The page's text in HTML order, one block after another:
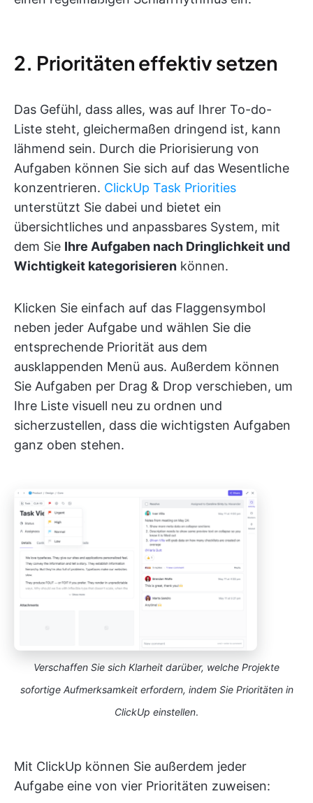
2. Prioritäten effektiv setzen
Das Gefühl, dass alles, was auf Ihrer To-do-
Liste steht, gleichermaßen dringend ist, kann
lähmend sein. Durch die Priorisierung von
Aufgaben können Sie sich auf das Wesentliche
konzentrieren. ClickUp Task Priorities
unterstützt Sie dabei und bietet ein
übersichtliches und anpassbares System, mit
dem Sie Ihre Aufgaben nach Dringlichkeit und
Wichtigkeit kategorisieren können.
Klicken Sie einfach auf das Flaggensymbol
neben jeder Aufgabe und wählen Sie die
entsprechende Priorität aus dem
ausklappenden Menü aus. Außerdem können
Sie Aufgaben per Drag & Drop verschieben, um
Ihre Liste visuell neu zu ordnen und
sicherzustellen, dass die wichtigsten Aufgaben
ganz oben stehen.
Verschaffen Sie sich Klarheit darüber, welche Projekte
sofortige Aufmerksamkeit erfordern, indem Sie Prioritäten in
ClickUp einstellen.
Mit ClickUp können Sie außerdem jeder
Aufgabe eine von vier Prioritäten zuweisen: